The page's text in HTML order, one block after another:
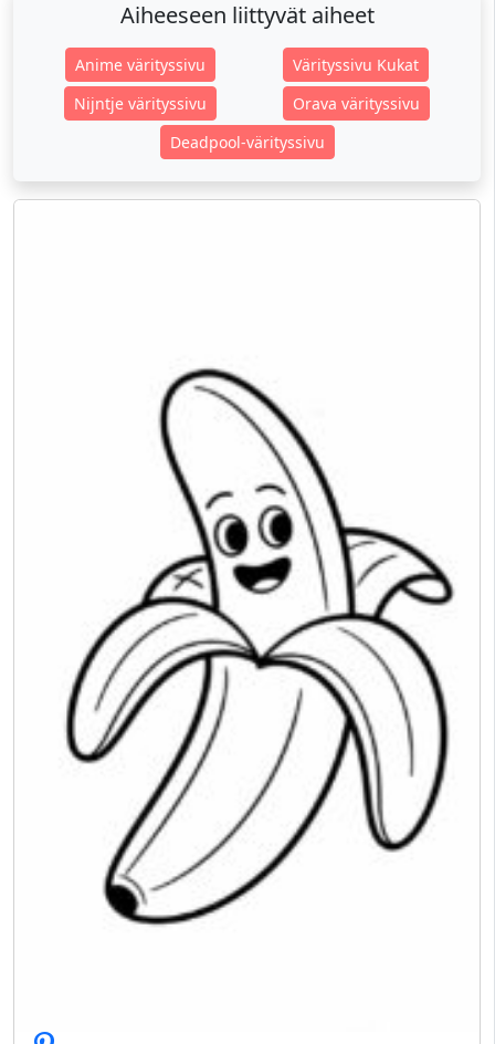
Aiheeseen liittyvät aiheet
Anime värityssivu
Värityssivu Kukat
Nijntje värityssivu
Orava värityssivu
Deadpool-värityssivu